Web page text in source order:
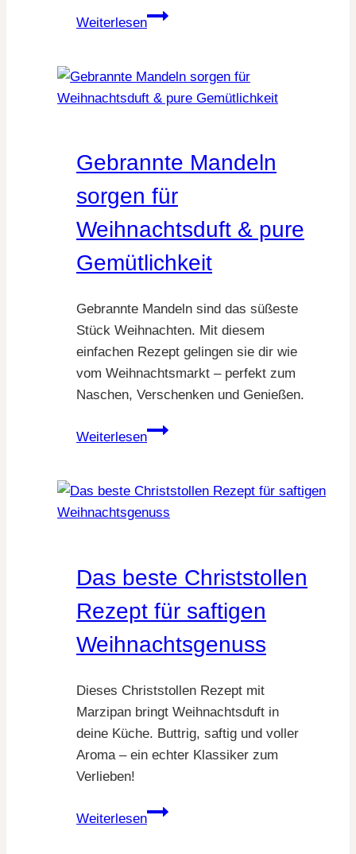
Weiterlesen
So
der
leckerste
Gebrannte Mandeln
sorgen für
Weihnachtsduft & pure
Gemütlichkeit
Gebrannte Mandeln sind das süßeste
Stück Weihnachten. Mit diesem
einfachen Rezept gelingen sie dir wie
vom Weihnachtsmarkt – perfekt zum
Naschen, Verschenken und Genießen.
Weiterlesen
Gebrannte
für
Weihnachtsduft
Gemütlichkeit
Das beste Christstollen
Rezept für saftigen
Weihnachtsgenuss
Dieses Christstollen Rezept mit
Marzipan bringt Weihnachtsduft in
deine Küche. Buttrig, saftig und voller
Aroma – ein echter Klassiker zum
Verlieben!
Weiterlesen
Das